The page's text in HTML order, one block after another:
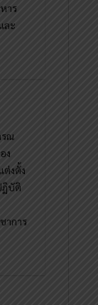
าร
ละ
รณ
ง
งตั้ง
ฏิบัติ
าการ